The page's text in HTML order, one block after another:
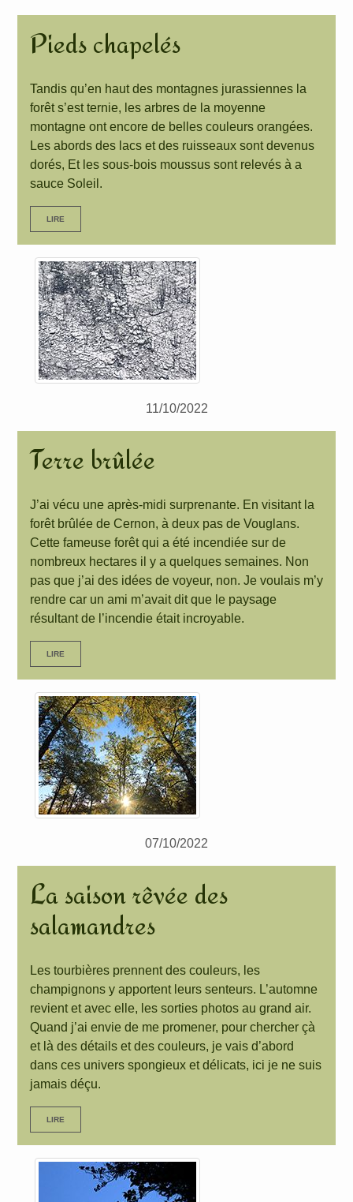
Pieds chapelés
Tandis qu’en haut des montagnes jurassiennes la
forêt s’est ternie, les arbres de la moyenne
montagne ont encore de belles couleurs orangées.
Les abords des lacs et des ruisseaux sont devenus
dorés, Et les sous-bois moussus sont relevés à a
sauce Soleil.
LIRE
11/10/2022
Terre brûlée
J’ai vécu une après-midi surprenante. En visitant la
forêt brûlée de Cernon, à deux pas de Vouglans.
Cette fameuse forêt qui a été incendiée sur de
nombreux hectares il y a quelques semaines. Non
pas que j’ai des idées de voyeur, non. Je voulais m’y
rendre car un ami m’avait dit que le paysage
résultant de l’incendie était incroyable.
LIRE
07/10/2022
La saison rêvée des
salamandres
Les tourbières prennent des couleurs, les
champignons y apportent leurs senteurs. L’automne
revient et avec elle, les sorties photos au grand air.
Quand j’ai envie de me promener, pour chercher çà
et là des détails et des couleurs, je vais d’abord
dans ces univers spongieux et délicats, ici je ne suis
jamais déçu.
LIRE